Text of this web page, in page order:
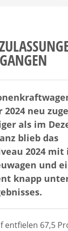
neu
als im
blieb das
2024 mit
und
knapp
entfielen 67,5